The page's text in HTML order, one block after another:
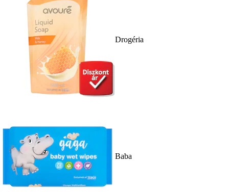
Drogéria
Baba